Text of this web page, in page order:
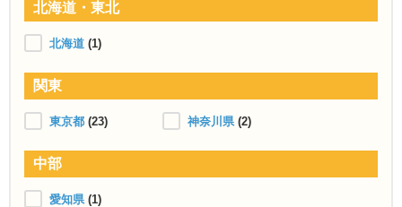
北海道・東北
北海道 (1)
関東
東京都 (23) 神奈川県 (2)
中部
愛知県 (1)